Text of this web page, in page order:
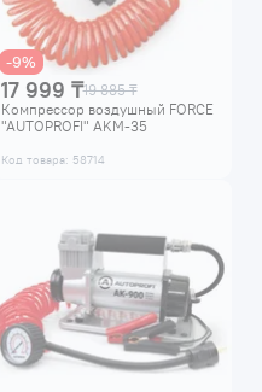
17 999 ₸19 885 ₸
-9%
Компрессор воздушный FORCE
"AUTOPROFI" AKM-35
Код товара: 58714